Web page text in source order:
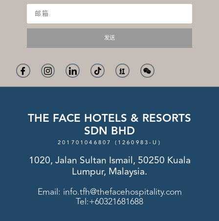
发送
THE FACE HOTELS & RESORTS
SDN BHD
201701046807 (1260983-U)
1020, Jalan Sultan Ismail, 50250 Kuala
Lumpur, Malaysia.
Email: info.tfh@thefacehospitality.com
Tel:+60321681688